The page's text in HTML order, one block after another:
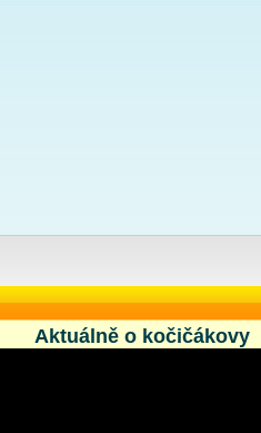
Aktuálně o kočičákovy